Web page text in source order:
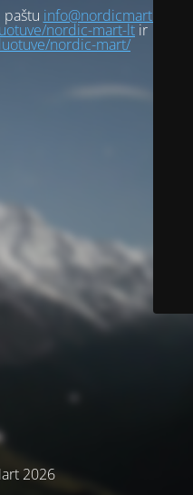
paštu info@nordicmart.com
nordic-mart-ltir
nordic-mart/
2026